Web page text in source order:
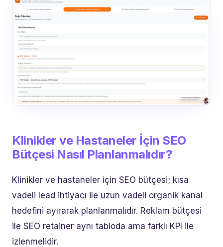
Klinikler ve Hastaneler İçin SEO
Bütçesi Nasıl Planlanmalıdır?
Klinikler ve hastaneler için SEO bütçesi; kısa
vadeli lead ihtiyacı ile uzun vadeli organik kanal
hedefini ayırarak planlanmalıdır. Reklam bütçesi
ile SEO retainer aynı tabloda ama farklı KPI ile
izlenmelidir.